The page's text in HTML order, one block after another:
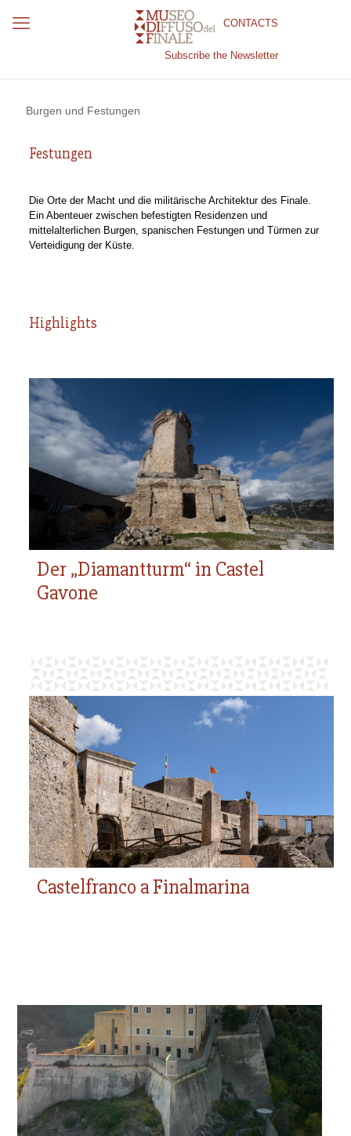
CONTACTS
Subscribe the Newsletter
Burgen und Festungen
Festungen
Die Orte der Macht und die militärische Architektur des Finale.
Ein Abenteuer zwischen befestigten Residenzen und
mittelalterlichen Burgen, spanischen Festungen und Türmen zur
Verteidigung der Küste.
Highlights
Der „Diamantturm“ in Castel
Gavone
Der „Diamantturm“ in Castel
Gavone
Castelfranco a Finalmarina
Castelfranco a Finalmarina
Castel San Giovanni